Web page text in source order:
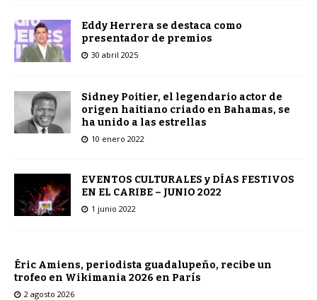
Eddy Herrera se destaca como
presentador de premios
30 abril 2025
Sidney Poitier, el legendario actor de
origen haitiano criado en Bahamas, se
ha unido a las estrellas
10 enero 2022
EVENTOS CULTURALES y DÍAS FESTIVOS
EN EL CARIBE – JUNIO 2022
1 junio 2022
Éric Amiens, periodista guadalupeño, recibe un
trofeo en Wikimania 2026 en París
2 agosto 2026